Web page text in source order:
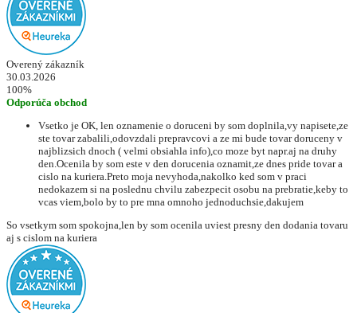
Overený zákazník
30.03.2026
100%
Odporúča obchod
Vsetko je OK, len oznamenie o doruceni by som doplnila,vy napisete,ze
ste tovar zabalili,odovzdali prepravcovi a ze mi bude tovar doruceny v
najblizsich dnoch ( velmi obsiahla info),co moze byt napr.aj na druhy
den.Ocenila by som este v den dorucenia oznamit,ze dnes pride tovar a
cislo na kuriera.Preto moja nevyhoda,nakolko ked som v praci
nedokazem si na poslednu chvilu zabezpecit osobu na prebratie,keby to
vcas viem,bolo by to pre mna omnoho jednoduchsie,dakujem
So vsetkym som spokojna,len by som ocenila uviest presny den dodania tovaru
aj s cislom na kuriera